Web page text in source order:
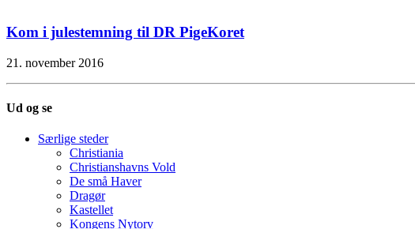
Kom i julestemning til DR PigeKoret
21. november 2016
Ud og se
Særlige steder
Christiania
Christianshavns Vold
De små Haver
Dragør
Kastellet
Kongens Nytorv